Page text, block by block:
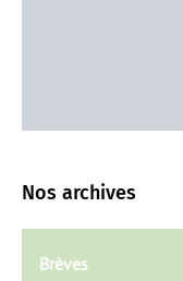
Nos archives
Brèves